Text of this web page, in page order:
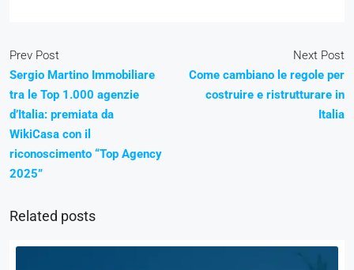
Prev Post
Sergio Martino Immobiliare
tra le Top 1.000 agenzie
d’Italia: premiata da
WikiCasa con il
riconoscimento “Top Agency
2025”
Next Post
Come cambiano le regole per
costruire e ristrutturare in
Italia
Related posts